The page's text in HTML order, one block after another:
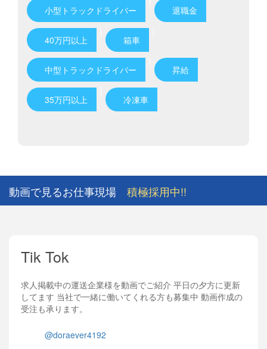
小型トラックドライバー 退職金
40万円以上 箱車
中型トラックドライバー 昇給
35万円以上 冷凍車
動画で見るお仕事現場 積極採用中!!
Tik Tok
求人掲載中の運送企業様を動画でご紹介 平日の夕方に更新
してます 当社で一緒に働いてくれる方も募集中 動画作成の
受注も承ります。
@doraever4192